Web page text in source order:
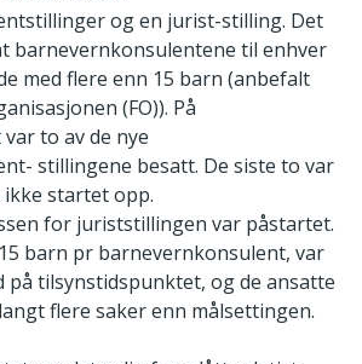
og en jurist-stilling. Det
barnevernkonsulentene til enhver
med flere enn 15 barn (anbefalt
(FO)). På
to av de nye
stillingene besatt. De siste to var
startet opp.
for juriststillingen var påstartet.
barn pr barnevernkonsulent, var
tilsynstidspunktet, og de ansatte
flere saker enn målsettingen.